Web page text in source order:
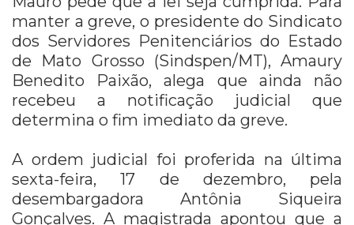
manter a greve, o presidente do Sindicato
dos Servidores Penitenciários do Estado
de Mato Grosso (Sindspen/MT), Amaury
Benedito Paixão, alega que ainda não
recebeu a notificação judicial que
determina o fim imediato da greve.
A ordem judicial foi proferida na última
sexta-feira, 17 de dezembro, pela
desembargadora Antônia Siqueira
Gonçalves. A magistrada apontou que a